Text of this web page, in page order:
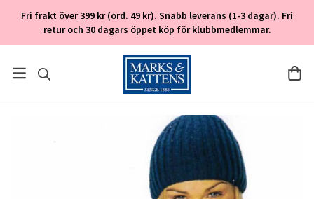
Fri frakt över 399 kr (ord. 49 kr). Snabb leverans (1-3 dagar). Fri
retur och 30 dagars öppet köp för klubbmedlemmar.